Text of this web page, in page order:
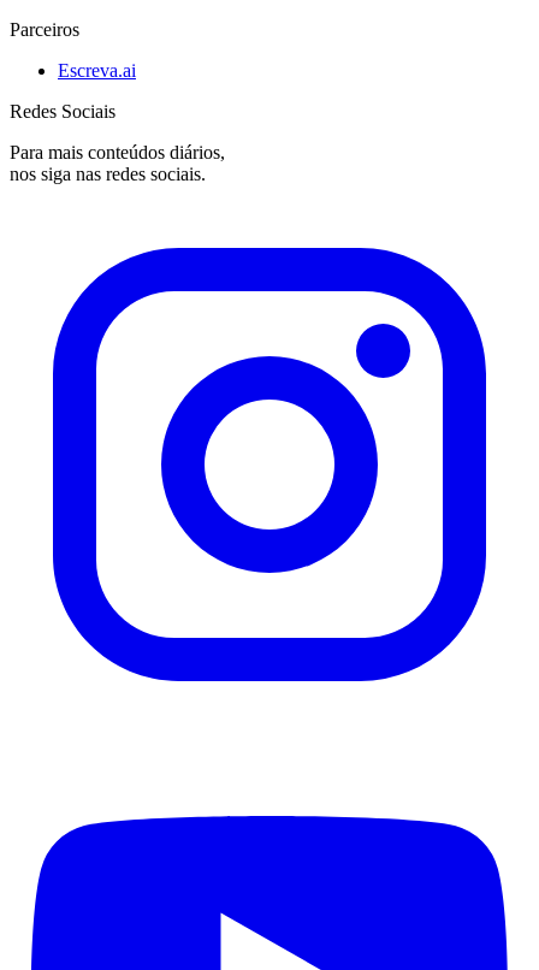
Parceiros
Escreva.ai
Redes Sociais
Para mais conteúdos diários,
nos siga nas redes sociais.